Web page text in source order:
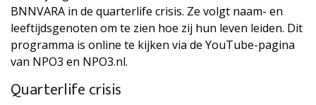
BNNVARA in de quarterlife crisis. Ze volgt naam- en
leeftijdsgenoten om te zien hoe zij hun leven leiden. Dit
programma is online te kijken via de YouTube-pagina
van NPO3 en NPO3.nl.
Quarterlife crisis